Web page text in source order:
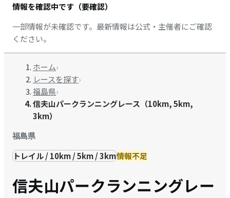
情報を確認中です（要確認）
一部情報が未確認です。最新情報は公式・主催者にご確認
ください。
ホーム›
レースを探す›
福島県›
信夫山パークランニングレース（10km, 5km,
3km）
福島県
トレイル / 10km / 5km / 3km情報不足
信夫山パークランニングレー